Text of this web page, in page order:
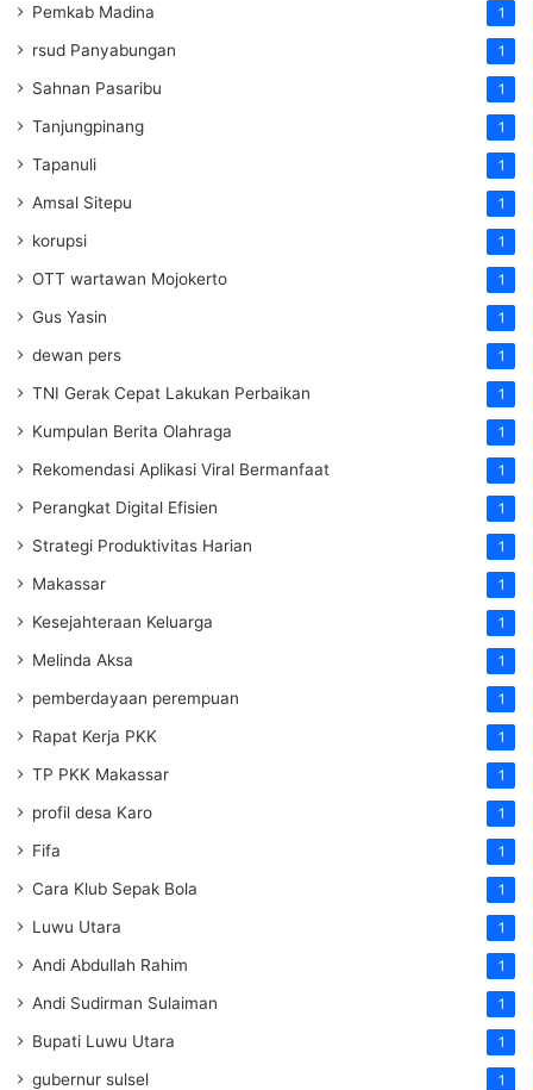
Pemkab Madina 1
rsud Panyabungan 1
Sahnan Pasaribu 1
Tanjungpinang 1
Tapanuli 1
Amsal Sitepu 1
korupsi 1
OTT wartawan Mojokerto 1
Gus Yasin 1
dewan pers 1
TNI Gerak Cepat Lakukan Perbaikan 1
Kumpulan Berita Olahraga 1
Rekomendasi Aplikasi Viral Bermanfaat 1
Perangkat Digital Efisien 1
Strategi Produktivitas Harian 1
Makassar 1
Kesejahteraan Keluarga 1
Melinda Aksa 1
pemberdayaan perempuan 1
Rapat Kerja PKK 1
TP PKK Makassar 1
profil desa Karo 1
Fifa 1
Cara Klub Sepak Bola 1
Luwu Utara 1
Andi Abdullah Rahim 1
Andi Sudirman Sulaiman 1
Bupati Luwu Utara 1
gubernur sulsel 1